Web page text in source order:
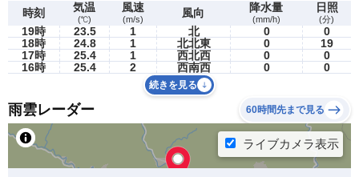
時刻 気温
(℃)
風速
(m/s) 風向 降水量
(mm/h)
日照
(分)
19時 23.5 1 北 0
0
18時
24.8 1 北北東 0
19
17時
25.4 1 西北西 0
0
16時
25.4 2 西南西 0 0
続きを見る
雨雲レーダー 60時間先まで見る